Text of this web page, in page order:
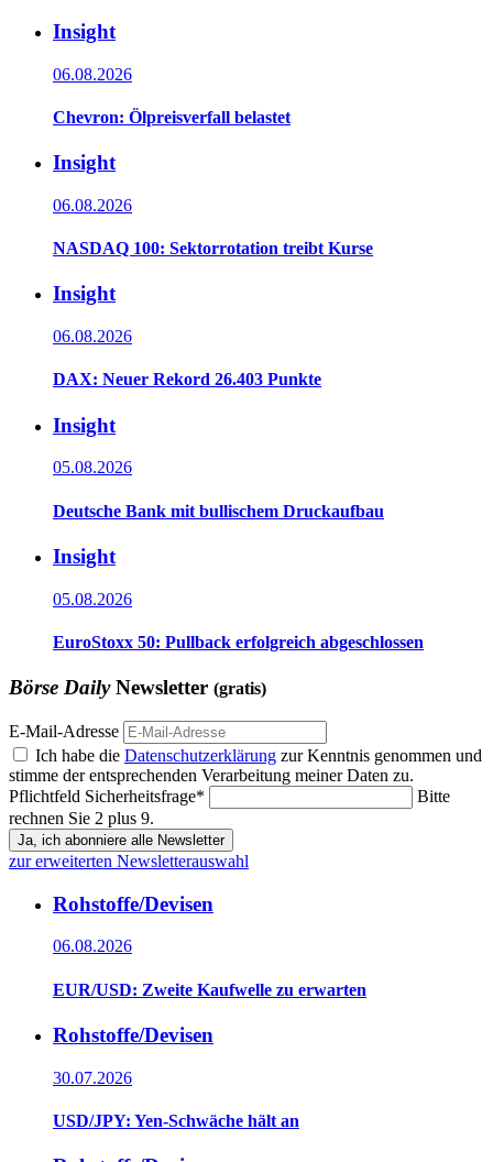
Insight
06.08.2026
Chevron: Ölpreisverfall belastet
Insight
06.08.2026
NASDAQ 100: Sektorrotation treibt Kurse
Insight
06.08.2026
DAX: Neuer Rekord 26.403 Punkte
Insight
05.08.2026
Deutsche Bank mit bullischem Druckaufbau
Insight
05.08.2026
EuroStoxx 50: Pullback erfolgreich abgeschlossen
Börse DailyNewsletter (gratis)
E-Mail-Adresse
Ich habe die Datenschutzerklärung zur Kenntnis genommen und
stimme der entsprechenden Verarbeitung meiner Daten zu.
Pflichtfeld Sicherheitsfrage*
Bitte
rechnen Sie 2 plus 9.
Ja, ich abonniere alle Newsletter
zur erweiterten Newsletterauswahl
Rohstoffe/Devisen
06.08.2026
EUR/USD: Zweite Kaufwelle zu erwarten
Rohstoffe/Devisen
30.07.2026
USD/JPY: Yen-Schwäche hält an